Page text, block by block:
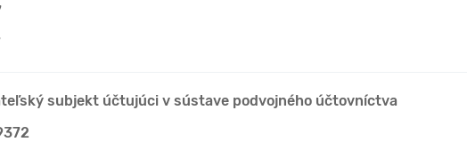
subjekt účtujúci v sústave podvojného účtovníctva